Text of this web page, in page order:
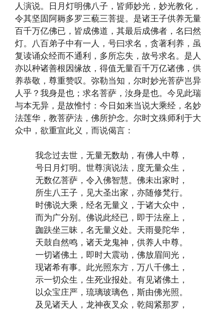
人演说。日月灯明佛八子，皆师妙光，妙光教化，
令其坚固阿耨多罗三藐三菩提。是诸王子供养无量
百千万亿佛已，皆成佛道，其最后成佛者，名曰然
灯。八百弟子中有一人，号曰求名，贪著利养，虽
复读诵众经而不通利，多所忘失，故号求名。是人
亦以种诸善根因缘故，得值无量百千万亿诸佛，供
养恭敬，尊重赞叹。弥勒当知，尔时妙光菩萨岂异
人乎？我身是也；求名菩萨，汝身是也。今见此瑞
与本无异，是故惟忖：今日如来当说大乘经，名妙
法莲华，教菩萨法，佛所护念。尔时文殊师利于大
众中，欲重宣此义，而说偈言：
我念过去世，无量无数劫，有佛人中尊，
号日月灯明。世尊演说法，度无量众生，
无数亿菩萨，令入佛智慧。佛未出家时，
所生八王子，见大圣出家，亦随修梵行。
时佛说大乘，经名无量义，于诸大众中，
而为广分别。佛说此经已，即于法座上，
跏趺坐三昧，名无量义处。天雨曼陀华，
天鼓自然鸣，诸天龙鬼神，供养人中尊。
一切诸佛土，即时大震动，佛放眉间光，
现诸希有事。此光照东方，万八千佛土，
示一切众生，生死业报处。有见诸佛土，
以众宝庄严，琉璃玻璃色，斯由佛光照。
及见诸天人，龙神夜叉众，乾闼紧那罗，